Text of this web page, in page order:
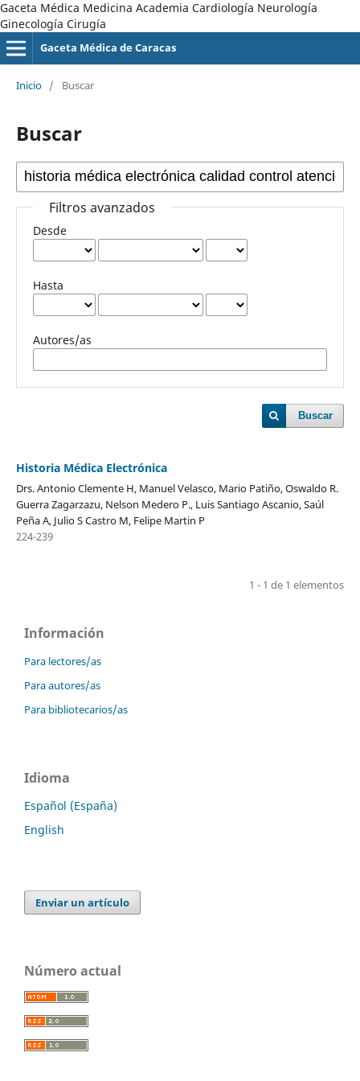
Gaceta Médica Medicina Academia Cardiología Neurología
Ginecología Cirugía
Gaceta Médica de Caracas
Inicio / Buscar
Buscar
Filtros avanzados
Desde
Hasta
Autores/as
Buscar
Historia Médica Electrónica
Drs. Antonio Clemente H, Manuel Velasco, Mario Patiño, Oswaldo R.
Guerra Zagarzazu, Nelson Medero P., Luis Santiago Ascanio, Saúl
Peña A, Julio S Castro M, Felipe Martin P
224-239
1 - 1 de 1 elementos
Información
Para lectores/as
Para autores/as
Para bibliotecarios/as
Idioma
Español (España)
English
Enviar un artículo
Número actual